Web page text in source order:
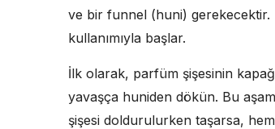
ve bir funnel (huni) gerekecektir.
kullanımıyla başlar.
İlk olarak, parfüm şişesinin
yavaşça huniden dökün. Bu
şişesi doldurulurken taşarsa,